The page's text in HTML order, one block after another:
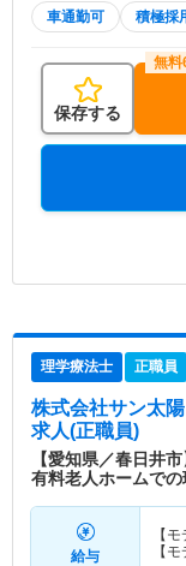
車通勤可 積極採
保存する
理学療法士 正職員
株式会社サン太
求人(正職員)
【愛知県／春日井
有料老人ホームで
給与
【
【